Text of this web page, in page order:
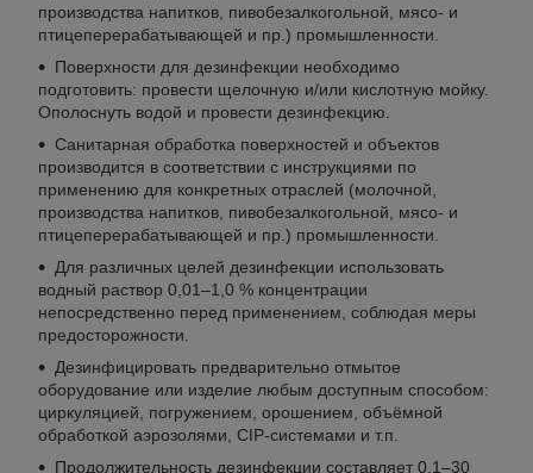
производства напитков, пивобезалкогольной, мясо- и
птицеперерабатывающей и пр.) промышленности.
Поверхности для дезинфекции необходимо
подготовить: провести щелочную и/или кислотную мойку.
Ополоснуть водой и провести дезинфекцию.
Санитарная обработка поверхностей и объектов
производится в соответствии с инструкциями по
применению для конкретных отраслей (молочной,
производства напитков, пивобезалкогольной, мясо- и
птицеперерабатывающей и пр.) промышленности.
Для различных целей дезинфекции использовать
водный раствор 0,01–1,0 % концентрации
непосредственно перед применением, соблюдая меры
предосторожности.
Дезинфицировать предварительно отмытое
оборудование или изделие любым доступным способом:
циркуляцией, погружением, орошением, объёмной
обработкой аэрозолями, CIP-системами и т.п.
Продолжительность дезинфекции составляет 0,1–30